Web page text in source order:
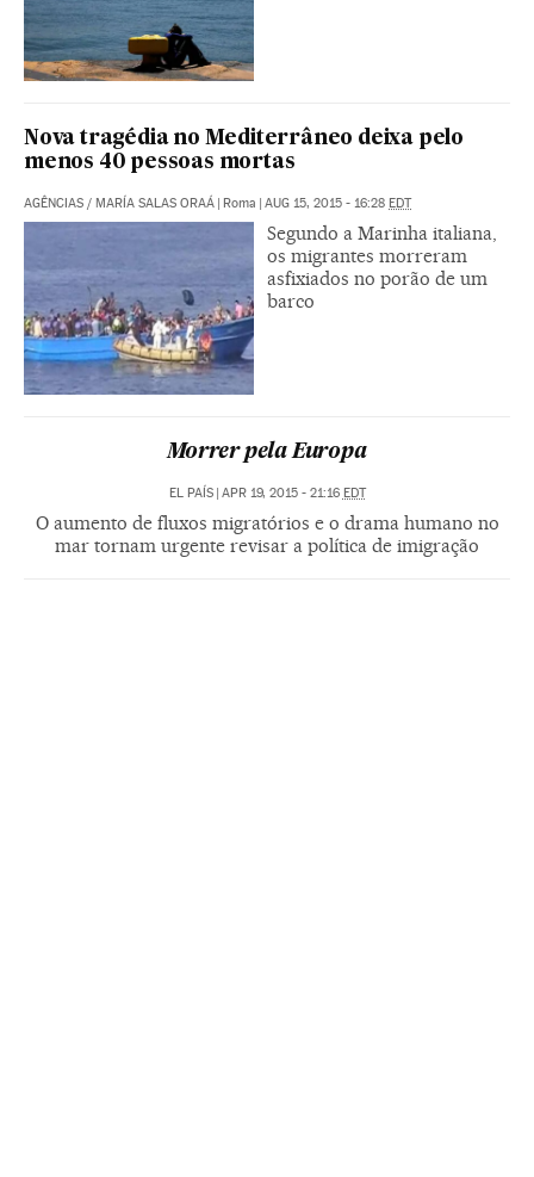
Nova tragédia no Mediterrâneo deixa pelo
menos 40 pessoas mortas
AGÊNCIAS / MARÍA SALAS ORAÁ | Roma | AUG 15, 2015 - 16:28 EDT
Segundo a Marinha italiana,
os migrantes morreram
asfixiados no porão de um
barco
Morrer pela Europa
EL PAÍS | APR 19, 2015 - 21:16 EDT
O aumento de fluxos migratórios e o drama humano no
mar tornam urgente revisar a política de imigração